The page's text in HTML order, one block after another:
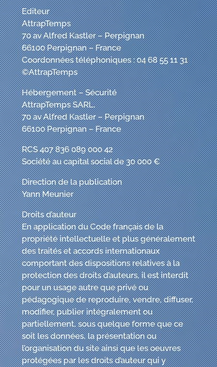
Editeur
AttrapTemps
70 av Alfred Kastler – Perpignan
66100 Perpignan – France
Coordonnées téléphoniques : 04 68 55 11 31
©AttrapTemps
Hébergement – Sécurité
AttrapTemps SARL,
70 av Alfred Kastler – Perpignan
66100 Perpignan – France
RCS 407 836 089 000 42
Société au capital social de 30 000 €
Direction de la publication
Yann Meunier
Droits d’auteur
En application du Code français de la
propriété intellectuelle et plus généralement
des traités et accords internationaux
comportant des dispositions relatives à la
protection des droits d’auteurs, il est interdit
pour un usage autre que privé ou
pédagogique de reproduire, vendre, diffuser,
modifier, publier intégralement ou
partiellement, sous quelque forme que ce
soit les données, la présentation ou
l’organisation du site ainsi que les oeuvres
protégées par les droits d’auteur qui y